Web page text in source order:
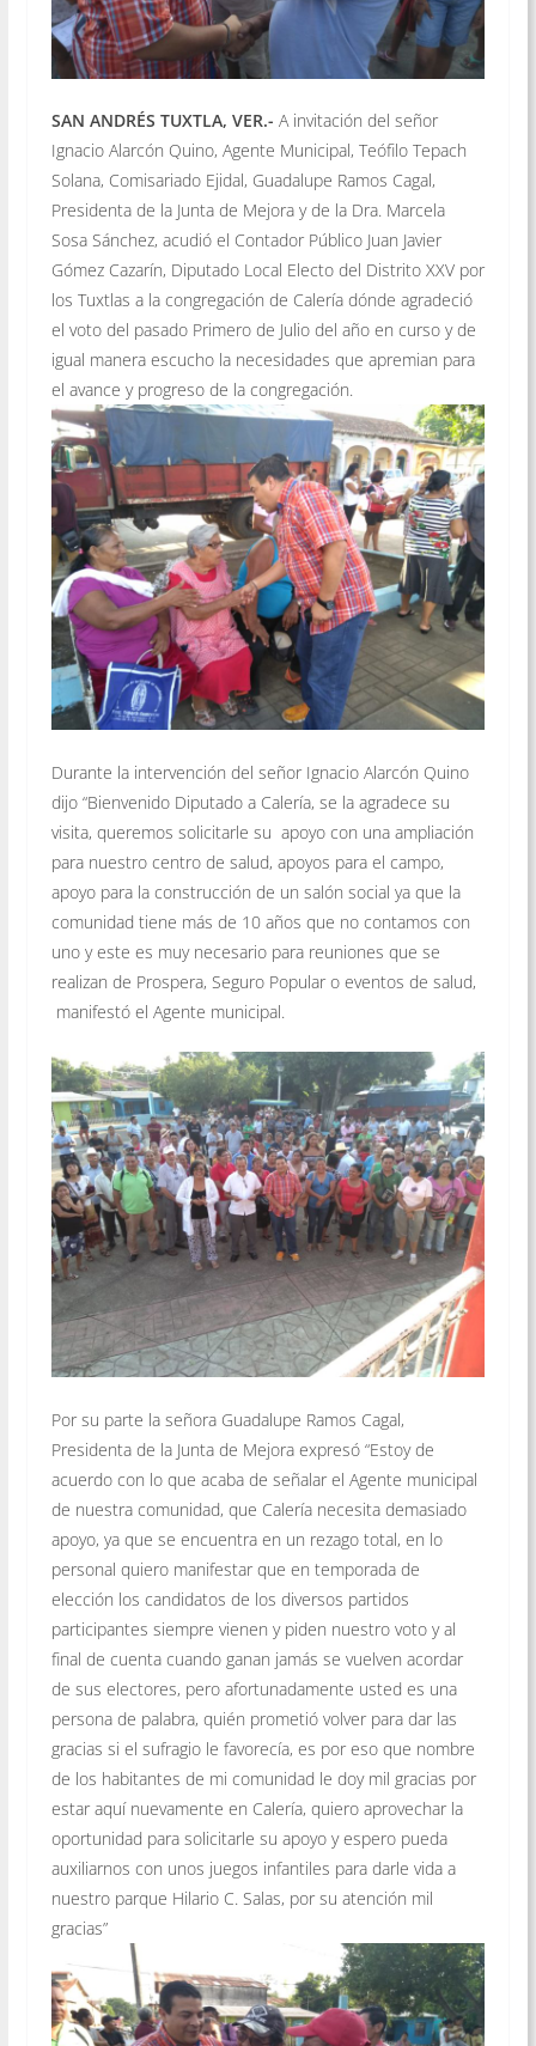
SAN ANDRÉS TUXTLA, VER.- A invitación del señor
Ignacio Alarcón Quino, Agente Municipal, Teófilo Tepach
Solana, Comisariado Ejidal, Guadalupe Ramos Cagal,
Presidenta de la Junta de Mejora y de la Dra. Marcela
Sosa Sánchez, acudió el Contador Público Juan Javier
Gómez Cazarín, Diputado Local Electo del Distrito XXV por
los Tuxtlas a la congregación de Calería dónde agradeció
el voto del pasado Primero de Julio del año en curso y de
igual manera escucho la necesidades que apremian para
el avance y progreso de la congregación.
Durante la intervención del señor Ignacio Alarcón Quino
dijo “Bienvenido Diputado a Calería, se la agradece su
visita, queremos solicitarle su apoyo con una ampliación
para nuestro centro de salud, apoyos para el campo,
apoyo para la construcción de un salón social ya que la
comunidad tiene más de 10 años que no contamos con
uno y este es muy necesario para reuniones que se
realizan de Prospera, Seguro Popular o eventos de salud,
manifestó el Agente municipal.
Por su parte la señora Guadalupe Ramos Cagal,
Presidenta de la Junta de Mejora expresó “Estoy de
acuerdo con lo que acaba de señalar el Agente municipal
de nuestra comunidad, que Calería necesita demasiado
apoyo, ya que se encuentra en un rezago total, en lo
personal quiero manifestar que en temporada de
elección los candidatos de los diversos partidos
participantes siempre vienen y piden nuestro voto y al
final de cuenta cuando ganan jamás se vuelven acordar
de sus electores, pero afortunadamente usted es una
persona de palabra, quién prometió volver para dar las
gracias si el sufragio le favorecía, es por eso que nombre
de los habitantes de mi comunidad le doy mil gracias por
estar aquí nuevamente en Calería, quiero aprovechar la
oportunidad para solicitarle su apoyo y espero pueda
auxiliarnos con unos juegos infantiles para darle vida a
nuestro parque Hilario C. Salas, por su atención mil
gracias”